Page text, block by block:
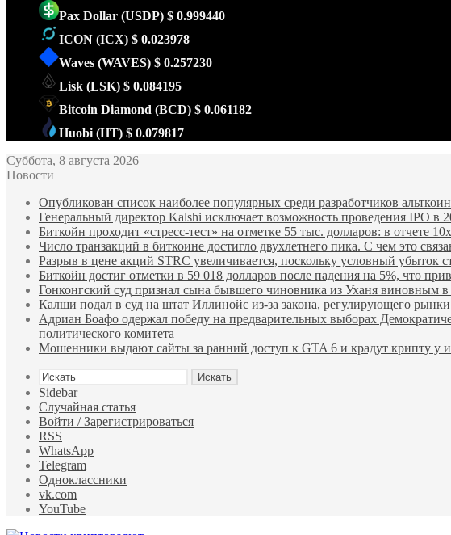
Pax Dollar (USDP) $ 0.999440
ICON (ICX) $ 0.023978
Waves (WAVES) $ 0.257230
Lisk (LSK) $ 0.084195
Bitcoin Diamond (BCD) $ 0.061182
Huobi (HT) $ 0.079817
Суббота, 8 августа 2026
Новости
Опубликован список наиболее популярных среди разработчиков
Генеральный директор Kalshi исключает возможность проведения IPO в
Биткойн проходит «стресс-тест» на отметке 55 тыс. долларов: в отчете
Число транзакций в биткоине достигло двухлетнего пика. С чем это
Разрыв в цене акций STRC увеличивается, поскольку условный убыток
Биткойн достиг отметки в 59 018 долларов после падения на 5%, что
Гонконгский суд признал сына бывшего чиновника из Уханя виновным
Калши подал в суд на штат Иллинойс из-за закона, регулирующего рынки
Адриан Боафо одержал победу на предварительных выборах
политического комитета
Мошенники выдают сайты за ранний доступ к GTA 6 и крадут крипту у
Искать
Sidebar
Случайная статья
Войти / Зарегистрироваться
RSS
WhatsApp
Telegram
Одноклассники
vk.com
YouTube